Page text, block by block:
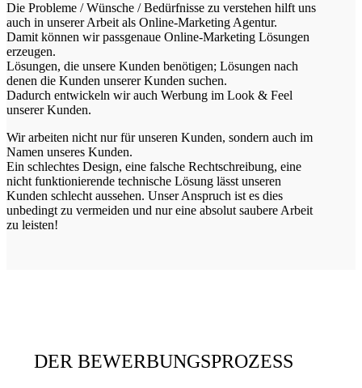
Die Probleme / Wünsche / Bedürfnisse zu verstehen hilft uns
auch in unserer Arbeit als Online-Marketing Agentur.
Damit können wir passgenaue Online-Marketing Lösungen
erzeugen.
Lösungen, die unsere Kunden benötigen; Lösungen nach
denen die Kunden unserer Kunden suchen.
Dadurch entwickeln wir auch Werbung im Look & Feel
unserer Kunden.
Wir arbeiten nicht nur für unseren Kunden, sondern auch im
Namen unseres Kunden.
Ein schlechtes Design, eine falsche Rechtschreibung, eine
nicht funktionierende technische Lösung lässt unseren
Kunden schlecht aussehen. Unser Anspruch ist es dies
unbedingt zu vermeiden und nur eine absolut saubere Arbeit
zu leisten!
DER BEWERBUNGSPROZESS